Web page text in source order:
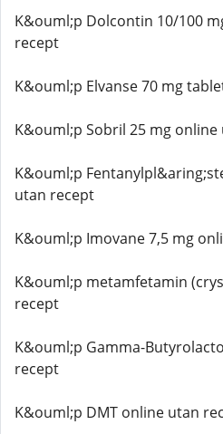
K&ouml;p Dolcontin 10/100
recept
K&ouml;p Elvanse 70 mg
K&ouml;p Sobril 25 mg
K&ouml;p
utan recept
K&ouml;p Imovane 7,5 mg
K&ouml;p metamfetamin
recept
K&ouml;p Gamma-
recept
K&ouml;p DMT online utan